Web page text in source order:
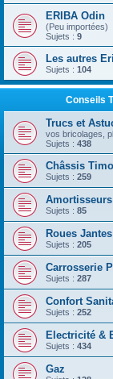
ERIBA Odin
(Peu importées)
Sujets : 9
Les autres
Sujets : 104
Conseils
Trucs et
vos bricolages,
Sujets : 438
Châssis
Sujets : 259
Sujets : 85
Roues
Sujets : 205
Carrosserie
Sujets : 287
Confort
Sujets : 252
Electricité &
Sujets : 434
Gaz